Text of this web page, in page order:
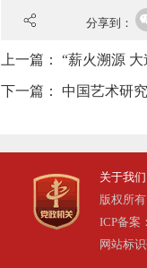
分享到：
上一篇： “薪火溯源
下一篇： 中国艺术研